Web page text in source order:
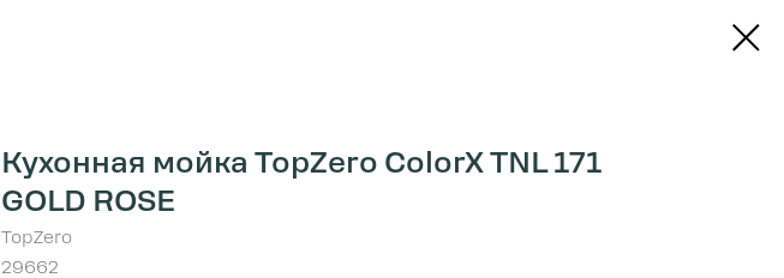
Кухонная мойка TopZero ColorX TNL 171
GOLD ROSE
TopZero
29662